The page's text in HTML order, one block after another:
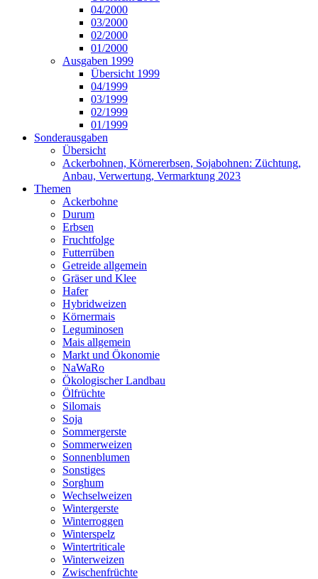
04/2000
03/2000
02/2000
01/2000
Ausgaben 1999
Übersicht 1999
04/1999
03/1999
02/1999
01/1999
Sonderausgaben
Übersicht
Ackerbohnen, Körnererbsen, Sojabohnen: Züchtung,
Anbau, Verwertung, Vermarktung 2023
Themen
Ackerbohne
Durum
Erbsen
Fruchtfolge
Futterrüben
Getreide allgemein
Gräser und Klee
Hafer
Hybridweizen
Körnermais
Leguminosen
Mais allgemein
Markt und Ökonomie
NaWaRo
Ökologischer Landbau
Ölfrüchte
Silomais
Soja
Sommergerste
Sommerweizen
Sonnenblumen
Sonstiges
Sorghum
Wechselweizen
Wintergerste
Winterroggen
Winterspelz
Wintertriticale
Winterweizen
Zwischenfrüchte